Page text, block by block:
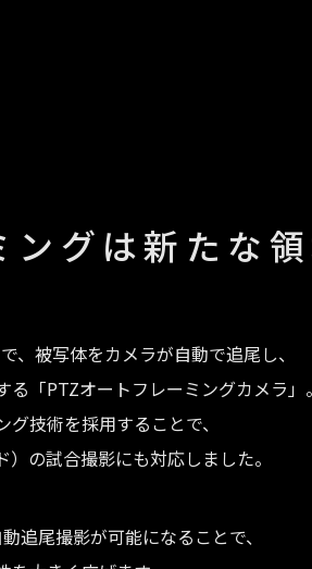
ングは新たな
、被写体をカメラが自動で追尾し、
「PTZオートフレーミングカメラ」。
技術を採用することで、
の試合撮影にも対応しました。
追尾撮影が可能になることで、